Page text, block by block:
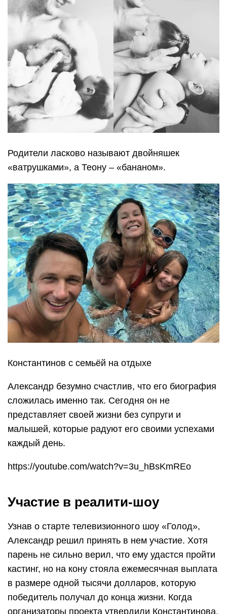
Родители ласково называют двойняшек
«ватрушками», а Теону – «бананом».
Константинов с семьёй на отдыхе
Александр безумно счастлив, что его биография
сложилась именно так. Сегодня он не
представляет своей жизни без супруги и
малышей, которые радуют его своими успехами
каждый день.
https://youtube.com/watch?v=3u_hBsKmREo
Участие в реалити-шоу
Узнав о старте телевизионного шоу «Голод»,
Александр решил принять в нем участие. Хотя
парень не сильно верил, что ему удастся пройти
кастинг, но на кону стояла ежемесячная выплата
в размере одной тысячи долларов, которую
победитель получал до конца жизни. Когда
организаторы проекта утвердили Константинова,